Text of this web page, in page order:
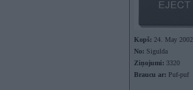
Kopš: 24. May 2002
No: Sigulda
Ziņojumi: 3320
Braucu ar: Puf-puf